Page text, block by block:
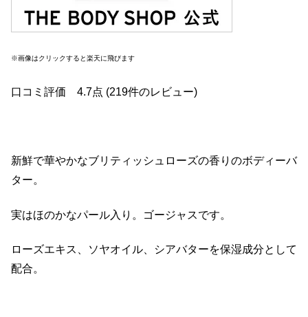
※画像はクリックすると楽天に飛びます
口コミ評価 4.7点 (219件のレビュー)
新鮮で華やかなブリティッシュローズの香りのボディーバ
ター。
実はほのかなパール入り。ゴージャスです。
ローズエキス、ソヤオイル、シアバターを保湿成分として
配合。